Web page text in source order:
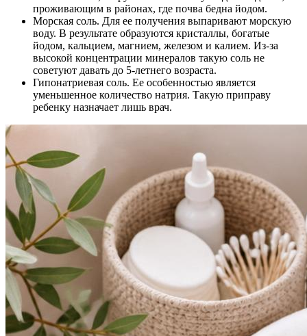
проживающим в районах, где почва бедна йодом.
Морская соль. Для ее получения выпаривают морскую
воду. В результате образуются кристаллы, богатые
йодом, кальцием, магнием, железом и калием. Из-за
высокой концентрации минералов такую соль не
советуют давать до 5-летнего возраста.
Гипонатриевая соль. Ее особенностью является
уменьшенное количество натрия. Такую приправу
ребенку назначает лишь врач.